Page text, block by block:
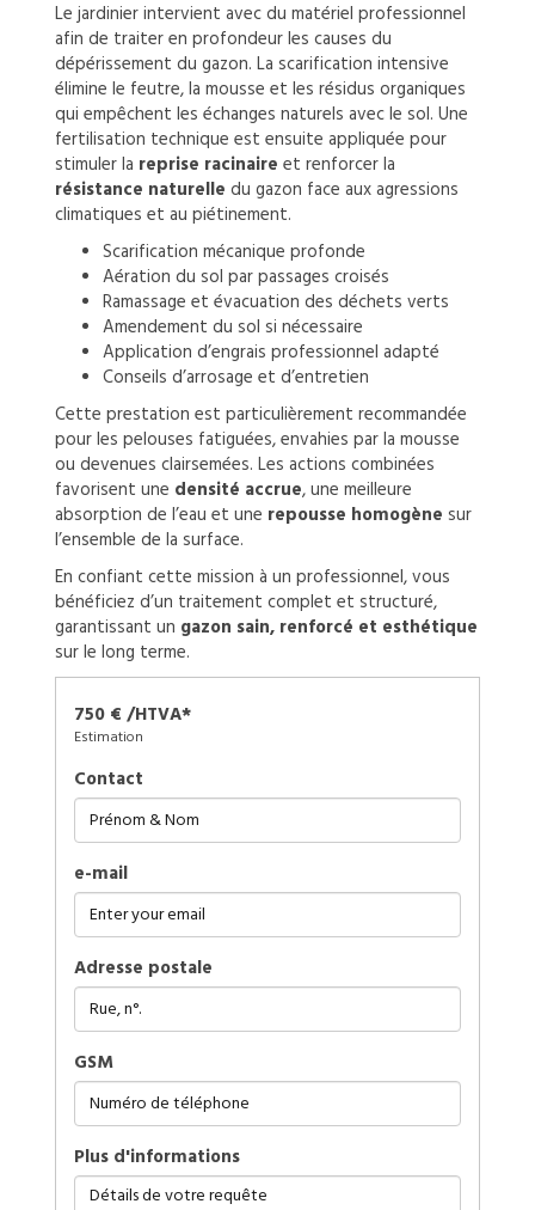
Le jardinier intervient avec du matériel professionnel
afin de traiter en profondeur les causes du
dépérissement du gazon. La scarification intensive
élimine le feutre, la mousse et les résidus organiques
qui empêchent les échanges naturels avec le sol. Une
fertilisation technique est ensuite appliquée pour
stimuler la reprise racinaire et renforcer la
résistance naturelle du gazon face aux agressions
climatiques et au piétinement.
Scarification mécanique profonde
Aération du sol par passages croisés
Ramassage et évacuation des déchets verts
Amendement du sol si nécessaire
Application d’engrais professionnel adapté
Conseils d’arrosage et d’entretien
Cette prestation est particulièrement recommandée
pour les pelouses fatiguées, envahies par la mousse
ou devenues clairsemées. Les actions combinées
favorisent une densité accrue, une meilleure
absorption de l’eau et une repousse homogène sur
l’ensemble de la surface.
En confiant cette mission à un professionnel, vous
bénéficiez d’un traitement complet et structuré,
garantissant un gazon sain, renforcé et esthétique
sur le long terme.
750 € /HTVA*
Estimation
Contact
e-mail
Adresse postale
GSM
plus d'informations